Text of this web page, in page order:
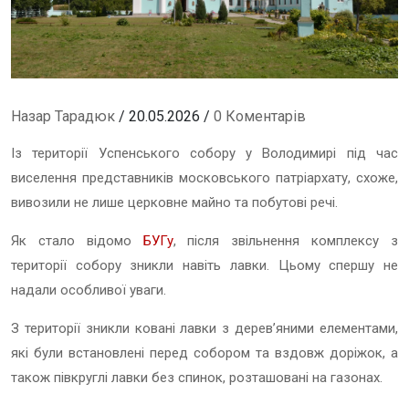
Назар Тарадюк / 20.05.2026 / 0 Коментарів
Із території Успенського собору у Володимирі під час
виселення представників московського патріархату, схоже,
вивозили не лише церковне майно та побутові речі.
Як стало відомо БУГу, після звільнення комплексу з
території собору зникли навіть лавки. Цьому спершу не
надали особливої уваги.
З території зникли ковані лавки з дерев’яними елементами,
які були встановлені перед собором та вздовж доріжок, а
також півкруглі лавки без спинок, розташовані на газонах.